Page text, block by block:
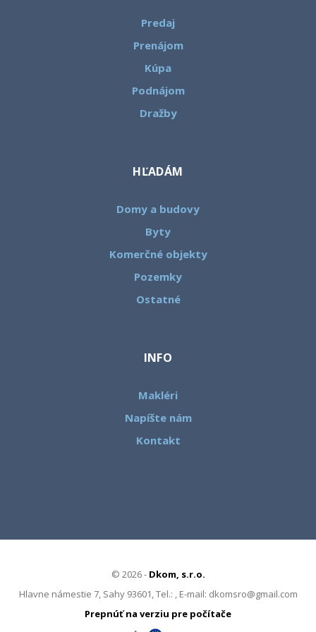
Predaj
Prenájom
Kúpa
Podnájom
Dražby
HĽADÁM
Domy a budovy
Byty
Komerčné objekty
Pozemky
Ostatné
INFO
Makléri
Napíšte nám
Kontakt
© 2026 - Dkom, s.r.o.
Hlavne námestie 7, Sahy 93601, Tel.: , E-mail: dkomsro@gmail.com
Prepnúť na verziu pre počítače